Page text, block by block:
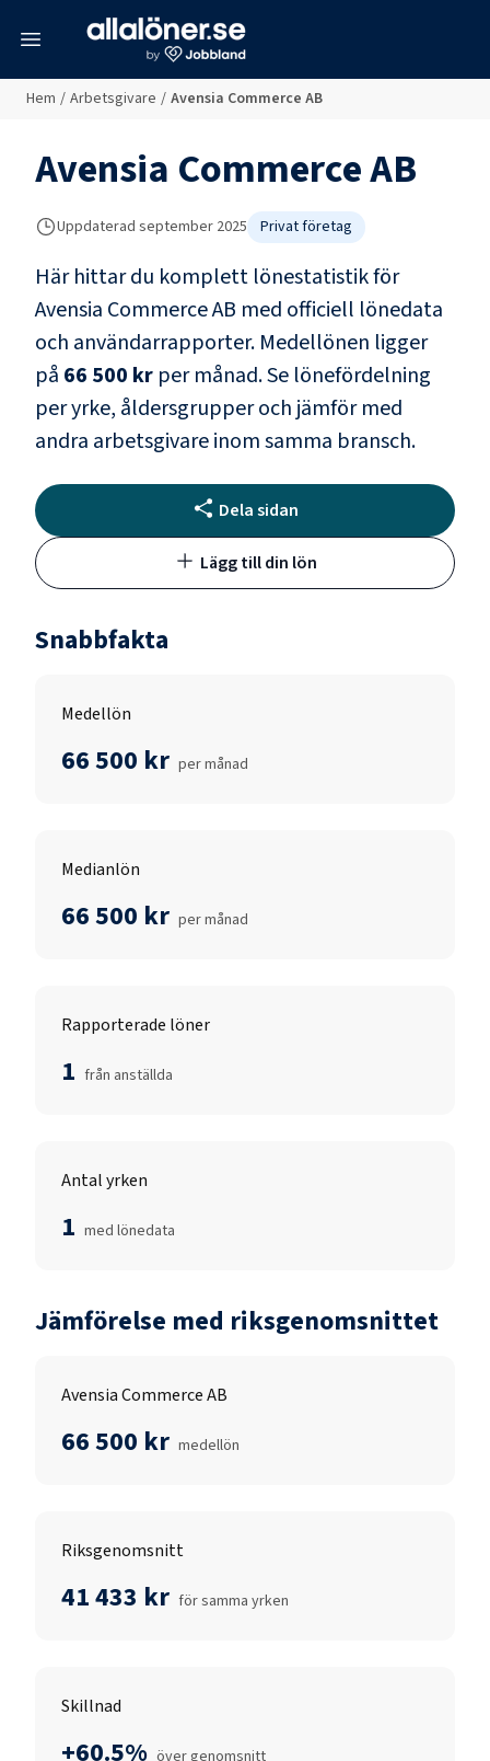
Hem / Arbetsgivare / Avensia Commerce AB
Avensia Commerce AB
Uppdaterad september 2025 Privat företag
Här hittar du komplett lönestatistik för
Avensia Commerce AB med officiell lönedata
och användarrapporter. Medellönen ligger
på 66 500 kr per månad.Se lönefördelning
per yrke, åldersgrupper och jämför med
andra arbetsgivare inom samma bransch.
Dela sidan
Lägg till din lön
Snabbfakta
Medellön
66 500 kr per månad
Medianlön
66 500 kr per månad
Rapporterade löner
1 från anställda
Antal yrken
1 med lönedata
Jämförelse med riksgenomsnittet
Avensia Commerce AB
66 500 kr medellön
Riksgenomsnitt
41 433 kr för samma yrken
Skillnad
+60.5% över genomsnitt